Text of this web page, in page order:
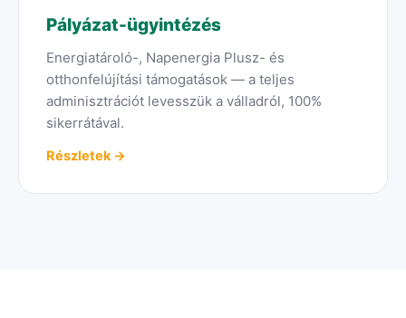
Pályázat-ügyintézés
Energiatároló-, Napenergia Plusz- és
otthonfelújítási támogatások — a teljes
adminisztrációt levesszük a válladról, 100%
sikerrátával.
Részletek →